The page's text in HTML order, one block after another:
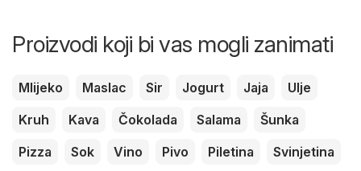
Proizvodi koji bi vas mogli zanimati
Mlijeko Maslac Sir Jogurt Jaja
Ulje
Kruh
Kava Čokolada Salama
Šunka
Pizza
Sok Vino Pivo Piletina
Svinjetina